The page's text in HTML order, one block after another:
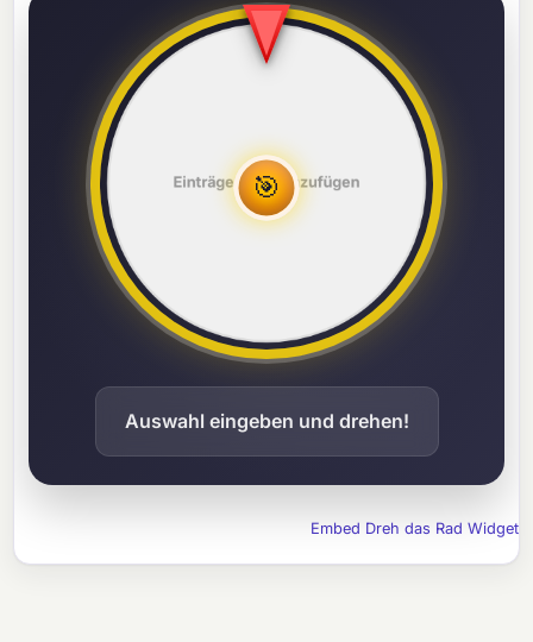
🎯
Auswahl eingeben und drehen!
Embed Dreh das Rad Widget